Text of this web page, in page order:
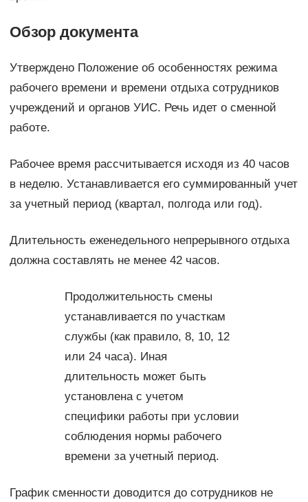
Обзор документа
Утверждено Положение об особенностях режима
рабочего времени и времени отдыха сотрудников
учреждений и органов УИС. Речь идет о сменной
работе.
Рабочее время рассчитывается исходя из 40 часов
в неделю. Устанавливается его суммированный учет
за учетный период (квартал, полгода или год).
Длительность еженедельного непрерывного отдыха
должна составлять не менее 42 часов.
Продолжительность смены
устанавливается по участкам
службы (как правило, 8, 10, 12
или 24 часа). Иная
длительность может быть
установлена с учетом
специфики работы при условии
соблюдения нормы рабочего
времени за учетный период.
График сменности доводится до сотрудников не